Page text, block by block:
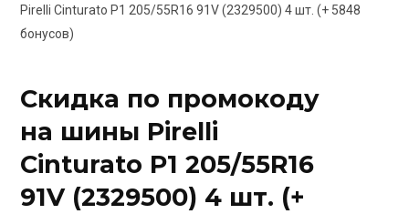
Pirelli Cinturato P1 205/55R16 91V (2329500) 4 шт. (+ 5848
бонусов)
Скидка по промокоду
на шины Pirelli
Cinturato P1 205/55R16
91V (2329500) 4 шт. (+